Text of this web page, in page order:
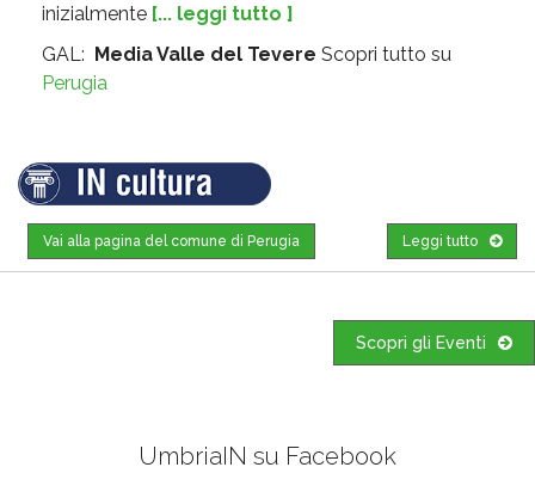
inizialmente [... leggi tutto ]
GAL: Media Valle del Tevere Scopri tutto su
Perugia
Leggi tutto
Vai alla pagina del comune di Perugia
Scopri gli Eventi
UmbriaIN su Facebook